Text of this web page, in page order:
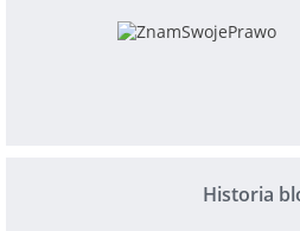
Historia